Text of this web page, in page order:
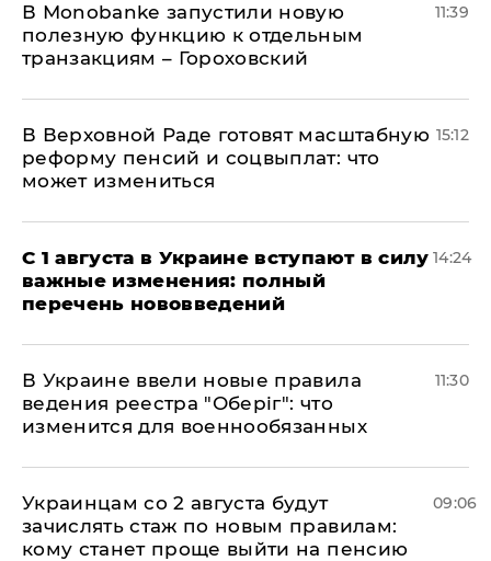
В Мonobankе запустили новую
полезную функцию к отдельным
транзакциям – Гороховский
11:39
В Верховной Раде готовят масштабную
реформу пенсий и соцвыплат: что
может измениться
15:12
С 1 августа в Украине вступают в силу
важные изменения: полный
перечень нововведений
14:24
В Украине ввели новые правила
ведения реестра "Оберіг": что
изменится для военнообязанных
11:30
Украинцам со 2 августа будут
зачислять стаж по новым правилам:
кому станет проще выйти на пенсию
09:06